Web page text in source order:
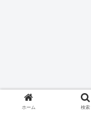
ホーム 検索